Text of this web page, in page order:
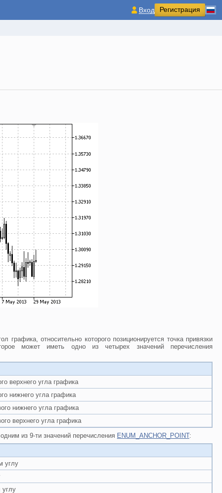
Вход Регистрация
графика, относительно которого позиционируется точка привязки
может иметь одно из четырех значений перечисления
верхнего угла графика
нижнего угла графика
нижнего угла графика
верхнего угла графика
из 9-ти значений перечисления ENUM_ANCHOR_POINT:
углу
углу